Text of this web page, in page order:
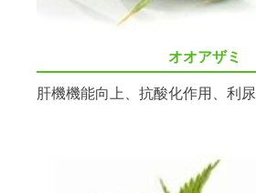
オオアザミ
肝機機能向上、抗酸化作用、利